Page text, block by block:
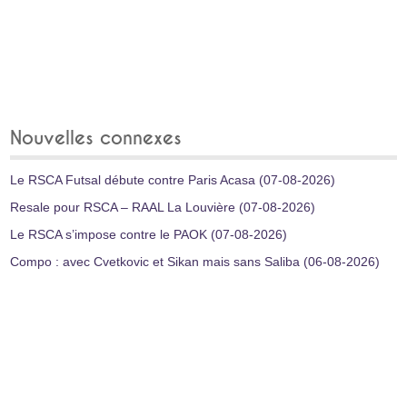
Nouvelles connexes
Le RSCA Futsal débute contre Paris Acasa (07-08-2026)
Resale pour RSCA – RAAL La Louvière (07-08-2026)
Le RSCA s’impose contre le PAOK (07-08-2026)
Compo : avec Cvetkovic et Sikan mais sans Saliba (06-08-2026)